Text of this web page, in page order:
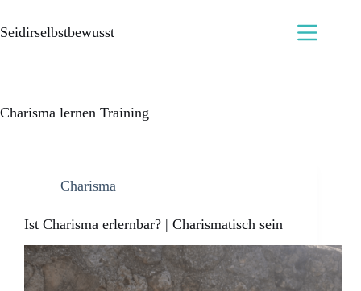
Seidirselbstbewusst
Charisma lernen Training
Charisma
Ist Charisma erlernbar? | Charismatisch sein